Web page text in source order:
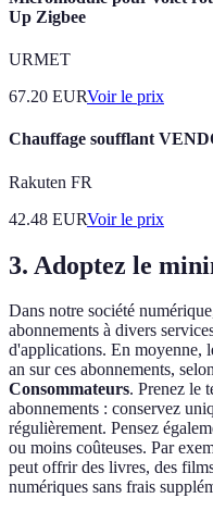
Up Zigbee
URMET
67.20 EURVoir le prix
Chauffage soufflant
Rakuten FR
42.48 EURVoir le prix
3. Adoptez le
Dans notre société
abonnements à divers
d'applications. En moyenne,
an sur ces abonnements,
Consommateurs. Prenez le
abonnements : conservez
régulièrement. Pensez
ou moins coûteuses. Par
peut offrir des livres, des
numériques sans frais